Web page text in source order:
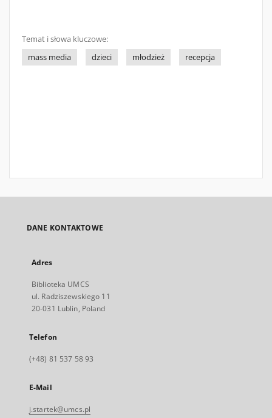
Temat i słowa kluczowe:
mass media
dzieci młodzież recepcja
DANE KONTAKTOWE
Adres
Biblioteka UMCS
ul. Radziszewskiego 11
20-031 Lublin, Poland
Telefon
(+48) 81 537 58 93
E-Mail
j.startek@umcs.pl